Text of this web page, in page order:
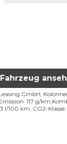
Fahrzeug
GmbH,
117 g/km,
l/100 km, CO2-Klasse: